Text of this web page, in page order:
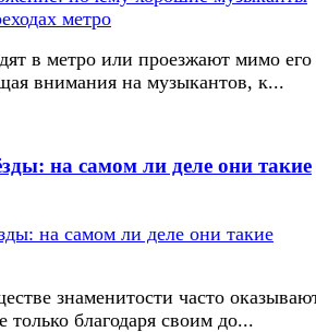
в метро или проезжают мимо его
внимания на музыкантов, к...
на самом ли деле они такие
знаменитости часто
только благодаря своим до...